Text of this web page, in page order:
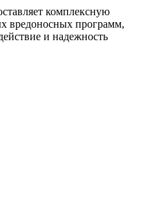
комплексную
вредоносных программ,
и надежность